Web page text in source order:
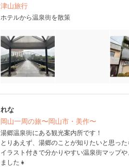
津山旅行
ホテルから温泉街を散策
れな
岡山一周の旅〜岡山市・美作〜
湯郷温泉街にある観光案内所です！
とりあえず、湯郷のことが知りたいと思った
イラスト付きで分かりやすい温泉街マップ
ました👧